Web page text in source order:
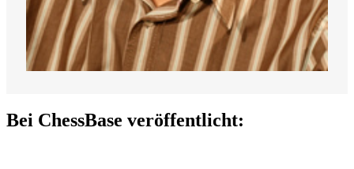
Bei ChessBase veröffentlicht: